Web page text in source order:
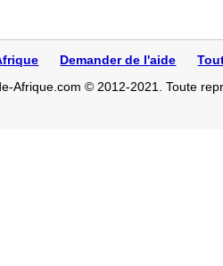
Demander de l'aide
Afrique.com © 2012-2021. Toute